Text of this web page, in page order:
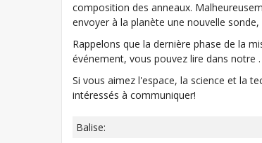
composition des anneaux.
envoyer à la planète une nouvelle
Rappelons que la dernière phase de la
événement, vous pouvez lire dans notre .
Si vous aimez l'espace, la science et la
intéressés à communiquer!
Balise: